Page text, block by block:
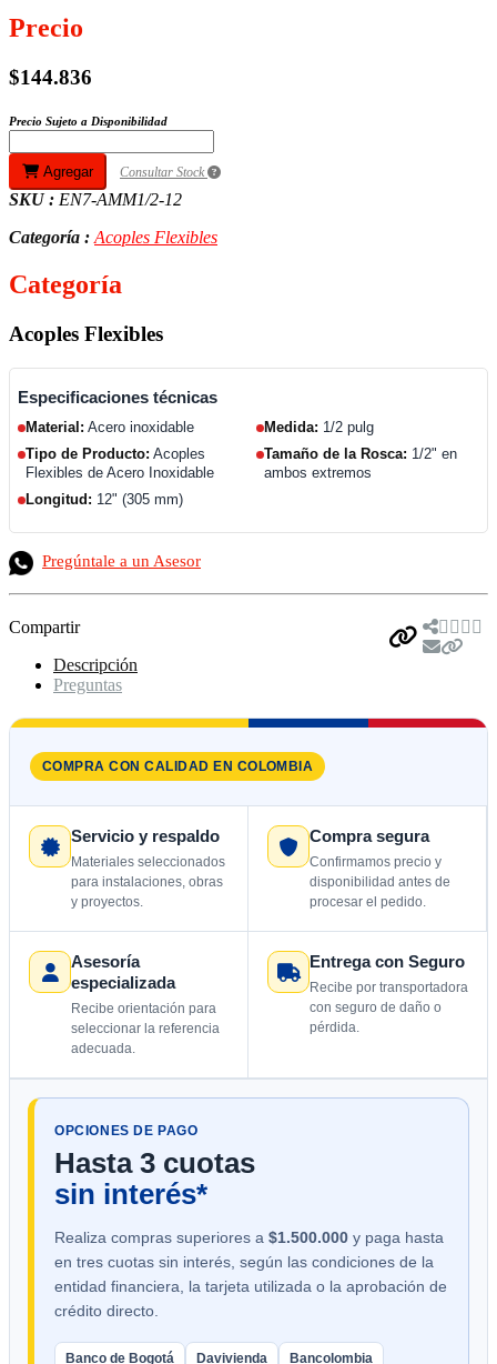
Precio
$144.836
Precio Sujeto a Disponibilidad
Agregar Consultar Stock
SKU : EN7-AMM1/2-12
Categoría :Acoples Flexibles
Categoría
Acoples Flexibles
Especificaciones técnicas
Material: Acero inoxidable Medida: 1/2 pulg
Tipo de Producto: Acoples
Flexibles de Acero Inoxidable
Tamaño de la Rosca: 1/2" en
ambos extremos
Longitud: 12" (305 mm)
Pregúntale a un Asesor
Compartir
Descripción
Preguntas
COMPRA CON CALIDAD EN COLOMBIA
Servicio y respaldo
Materiales seleccionados
para instalaciones, obras
y proyectos.
Compra segura
Confirmamos precio y
disponibilidad antes de
procesar el pedido.
Asesoría
especializada
Recibe orientación para
seleccionar la referencia
adecuada.
Entrega con Seguro
Recibe por transportadora
con seguro de daño o
pérdida.
OPCIONES DE PAGO
Hasta 3 cuotas
sin interés*
Realiza compras superiores a $1.500.000 y paga hasta
en tres cuotas sin interés, según las condiciones de la
entidad financiera, la tarjeta utilizada o la aprobación de
crédito directo.
Banco de Bogotá Davivienda Bancolombia